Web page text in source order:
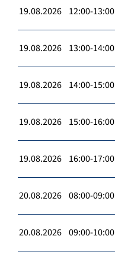
19.08.2026 12:00-13:00
19.08.2026 13:00-14:00
19.08.2026 14:00-15:00
19.08.2026 15:00-16:00
19.08.2026 16:00-17:00
20.08.2026 08:00-09:00
20.08.2026 09:00-10:00